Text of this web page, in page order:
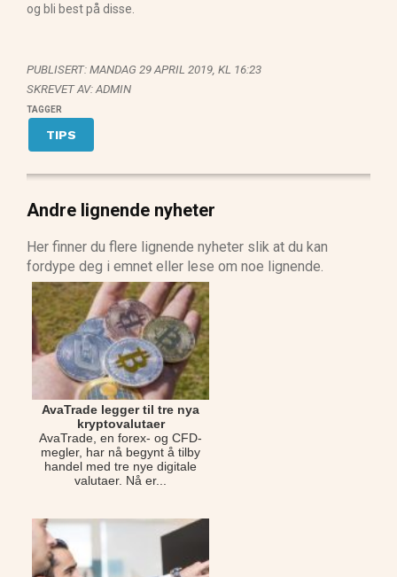
og bli best på disse.
PUBLISERT: MANDAG 29 APRIL 2019, KL 16:23
SKREVET AV: ADMIN
TAGGER
TIPS
Andre lignende nyheter
Her finner du flere lignende nyheter slik at du kan
fordype deg i emnet eller lese om noe lignende.
AvaTrade legger til tre nya
kryptovalutaer
AvaTrade, en forex- og CFD-
megler, har nå begynt å tilby
handel med tre nye digitale
valutaer. Nå er...